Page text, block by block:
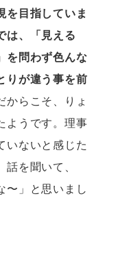
を目指していま
は、「見える
を問わず色んな
りが違う事を前
からこそ、りょ
ようです。理事
いないと感じた
を聞いて、
〜」と思いまし